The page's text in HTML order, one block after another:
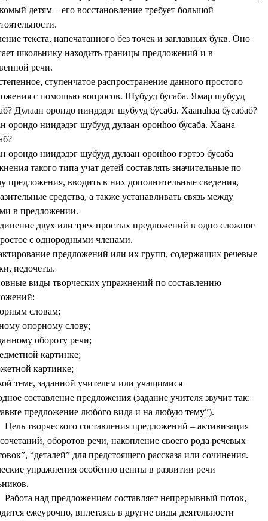
детям – его восстановление требует большой
текста, напечатанного без точек и заглавных букв. Оно
школьнику находить границы предложений и в
речи.
ступенчатое распространение данного простого
с помощью вопросов. Шубууд бусаба. Ямар шубууд
Дулаан орондо ниидэдэг шубууд бусаба. Хаанаhаа бусабаб?
орондо ниидэдэг шубууд дулаан оронhоо бусаба. Хаана
орондо ниидэдэг шубууд дулаан оронhоо гэртээ бусаба
такого типа учат детей составлять значительные по
предложения, вводить в них дополнительные сведения,
средства, а также устанавливать связь между
в предложении.
двух или трех простых предложений в одно сложное
с однородными членами.
предложений или их групп, содержащих речевые
недочеты.
виды творческих упражнений по составлению
словам;
опорному слову;
обороту речи;
картинке;
картинке;
теме, заданной учителем или учащимися
составление предложения (задание учителя звучит так:
предложение любого вида и на любую тему”).
Цель творческого составления предложений – активизация
оборотов речи, накопление своего рода речевых
“деталей” для предстоящего рассказа или сочинения.
упражнения особенно ценны в развитии речи
Работа над предложением составляет непрерывный поток,
ежеурочно, вплетаясь в другие виды деятельности